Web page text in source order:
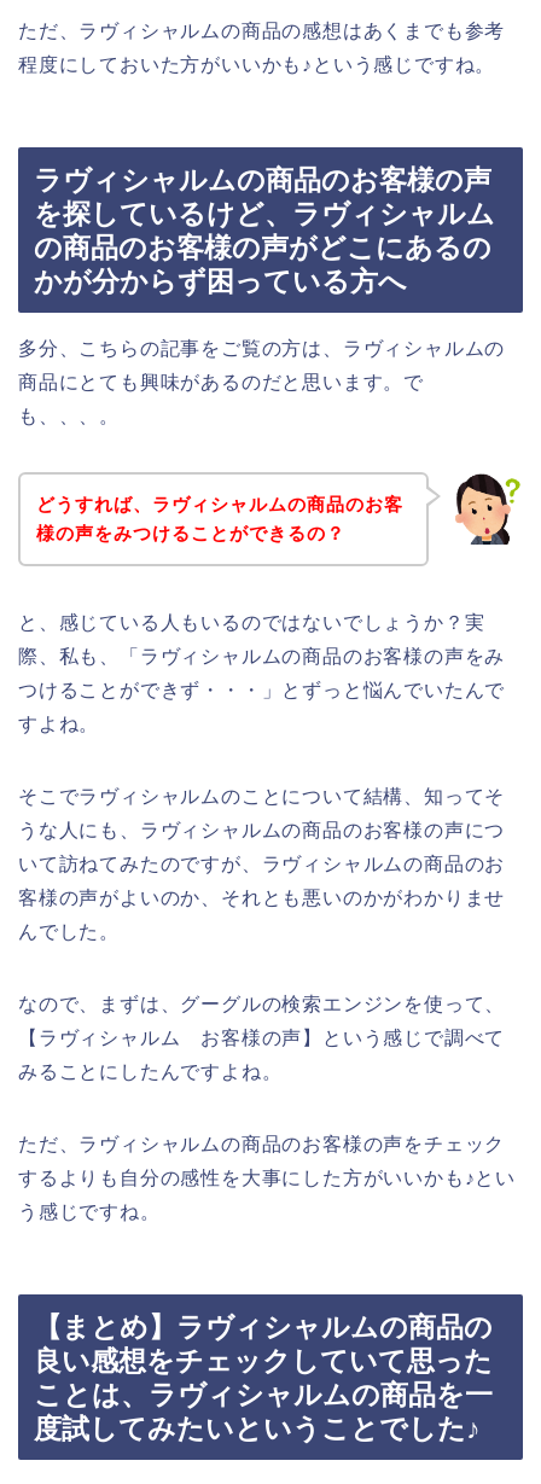
ただ、ラヴィシャルムの商品の感想はあくまでも参考
程度にしておいた方がいいかも♪という感じですね。
ラヴィシャルムの商品のお客様の声
を探しているけど、ラヴィシャルム
の商品のお客様の声がどこにあるの
かが分からず困っている方へ
多分、こちらの記事をご覧の方は、ラヴィシャルムの
商品にとても興味があるのだと思います。で
も、、、。
どうすれば、ラヴィシャルムの商品のお客
様の声をみつけることができるの？
と、感じている人もいるのではないでしょうか？実
際、私も、「ラヴィシャルムの商品のお客様の声をみ
つけることができず・・・」とずっと悩んでいたんで
すよね。
そこでラヴィシャルムのことについて結構、知ってそ
うな人にも、ラヴィシャルムの商品のお客様の声につ
いて訪ねてみたのですが、ラヴィシャルムの商品のお
客様の声がよいのか、それとも悪いのかがわかりませ
んでした。
なので、まずは、グーグルの検索エンジンを使って、
【ラヴィシャルム お客様の声】という感じで調べて
みることにしたんですよね。
ただ、ラヴィシャルムの商品のお客様の声をチェック
するよりも自分の感性を大事にした方がいいかも♪とい
う感じですね。
【まとめ】ラヴィシャルムの商品の
良い感想をチェックしていて思った
ことは、ラヴィシャルムの商品を一
度試してみたいということでした♪